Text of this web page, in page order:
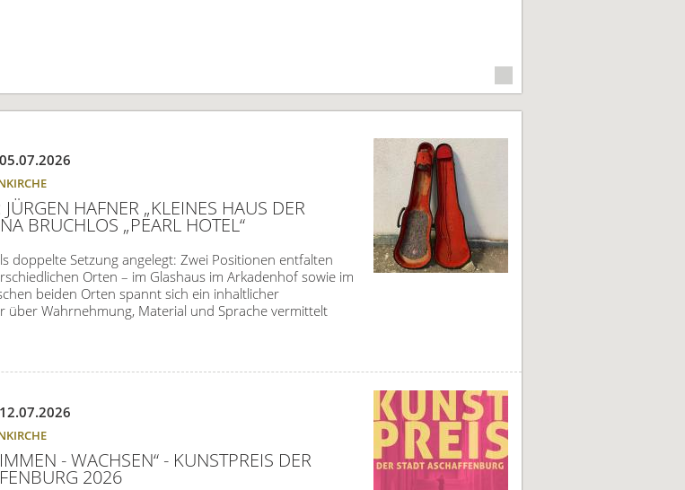
05.07.2026
HAFNER „KLEINES HAUS DER
BRUCHLOS „PEARL HOTEL“
doppelte Setzung angelegt: Zwei Positionen entfalten
Orten – im Glashaus im Arkadenhof sowie im
beiden Orten spannt sich ein inhaltlicher
über Wahrnehmung, Material und Sprache vermittelt
12.07.2026
- WACHSEN“ - KUNSTPREIS DER
2026